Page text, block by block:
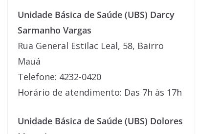
Unidade Básica de Saúde (UBS) Darcy
Sarmanho Vargas
Rua General Estilac Leal, 58, Bairro
Mauá
Telefone: 4232-0420
Horário de atendimento: Das 7h às 17h
Unidade Básica de Saúde (UBS) Dolores